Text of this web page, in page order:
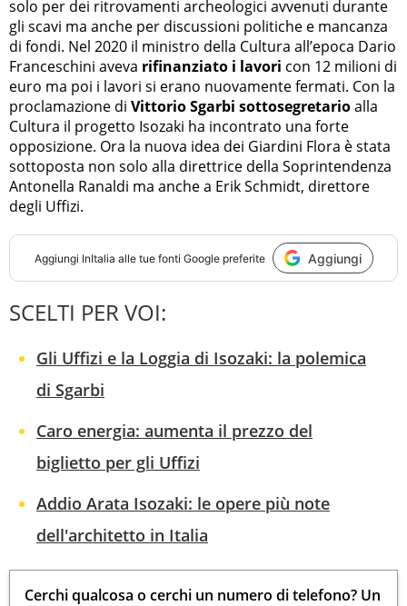
solo per dei ritrovamenti archeologici avvenuti durante
gli scavi ma anche per discussioni politiche e mancanza
di fondi. Nel 2020 il ministro della Cultura all’epoca Dario
Franceschini aveva rifinanziato i lavori con 12 milioni di
euro ma poi i lavori si erano nuovamente fermati. Con la
proclamazione di Vittorio Sgarbi sottosegretarioalla
Cultura il progetto Isozaki ha incontrato una forte
opposizione. Ora la nuova idea dei Giardini Flora è stata
sottoposta non solo alla direttrice della Soprintendenza
Antonella Ranaldi ma anche a Erik Schmidt, direttore
degli Uffizi.
Aggiungi InItalia alle tue fonti Google preferite Aggiungi
SCELTI PER VOI:
Gli Uffizi e la Loggia di Isozaki: la polemica
di Sgarbi
Caro energia: aumenta il prezzo del
biglietto per gli Uffizi
Addio Arata Isozaki: le opere più note
dell'architetto in Italia
Cerchi qualcosa o cerchi un numero di telefono? Un